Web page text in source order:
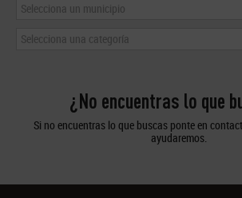
Selecciona un municipio
Selecciona una categoría
¿No encuentras lo que
Si no encuentras lo que buscas ponte en
ayudaremos.